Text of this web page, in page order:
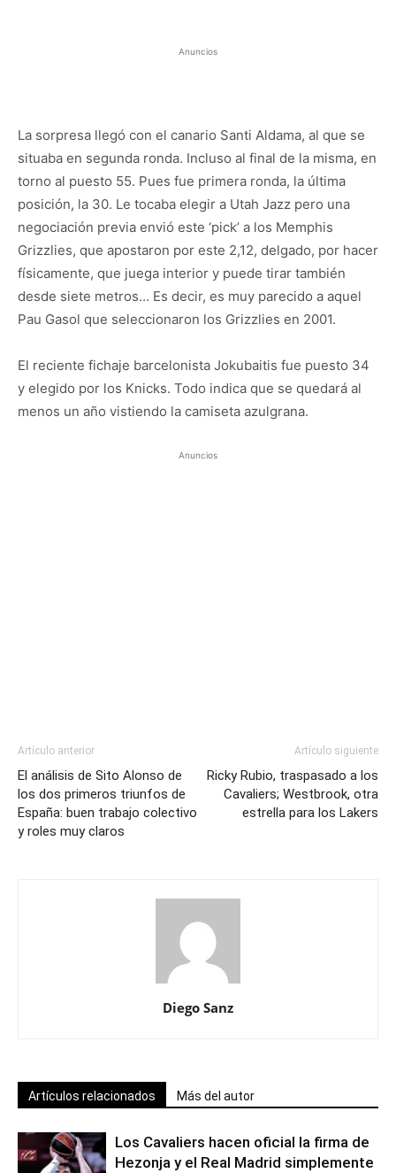
Anuncios
La sorpresa llegó con el canario Santi Aldama, al que se
situaba en segunda ronda. Incluso al final de la misma, en
torno al puesto 55. Pues fue primera ronda, la última
posición, la 30. Le tocaba elegir a Utah Jazz pero una
negociación previa envió este ‘pick’ a los Memphis
Grizzlies, que apostaron por este 2,12, delgado, por hacer
físicamente, que juega interior y puede tirar también
desde siete metros… Es decir, es muy parecido a aquel
Pau Gasol que seleccionaron los Grizzlies en 2001.
El reciente fichaje barcelonista Jokubaitis fue puesto 34
y elegido por los Knicks. Todo indica que se quedará al
menos un año vistiendo la camiseta azulgrana.
Anuncios
Artículo anterior
El análisis de Sito Alonso de
los dos primeros triunfos de
España: buen trabajo colectivo
y roles muy claros
Artículo siguiente
Ricky Rubio, traspasado a los
Cavaliers; Westbrook, otra
estrella para los Lakers
Diego Sanz
Artículos relacionados Más del autor
Los Cavaliers hacen oficial la firma de
Hezonja y el Real Madrid simplemente